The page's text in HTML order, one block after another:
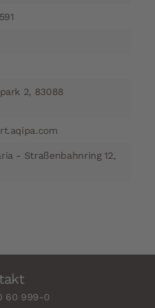
2, 83088
- Straßenbahnring 12,
60 999-0